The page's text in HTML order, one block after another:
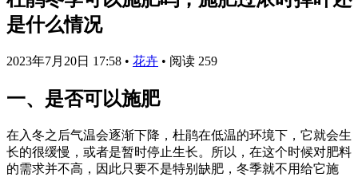
是什么情况
2023年7月20日 17:58 • 花卉 • 阅读 259
一、是否可以施肥
在入冬之后气温会逐渐下降，杜鹃在低温的环境下，它就会生
长的很缓慢，或者是暂时停止生长。所以，在这个时候对肥料
的需求并不高，因此只要不是特别缺肥，冬季就不用给它施